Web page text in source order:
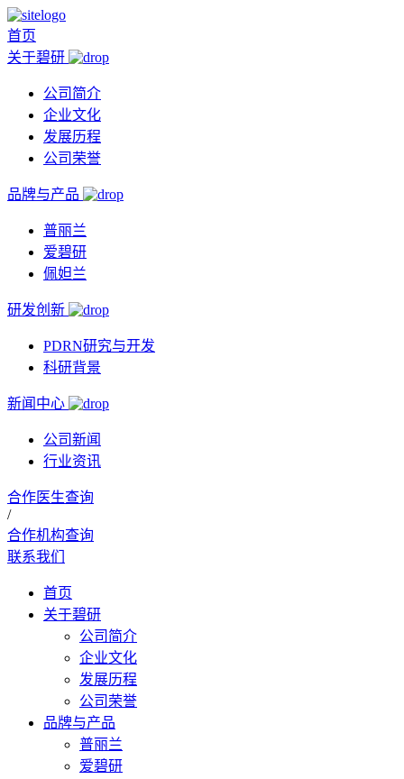
首页
关于碧研
公司简介
企业文化
发展历程
公司荣誉
品牌与产品
普丽兰
爱碧研
佩妲兰
研发创新
PDRN研究与开发
科研背景
新闻中心
公司新闻
行业资讯
合作医生查询
/
合作机构查询
联系我们
首页
关于碧研
公司简介
企业文化
发展历程
公司荣誉
品牌与产品
普丽兰
爱碧研